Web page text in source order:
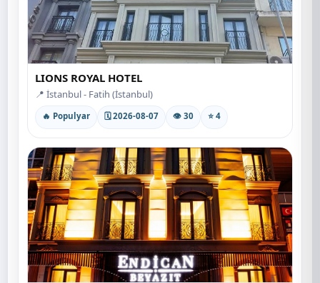
LIONS ROYAL HOTEL
📍 İstanbul - Fatih (İstanbul)
🔥 Populyar 🗓 2026-08-07 👁 30 ⭐ 4